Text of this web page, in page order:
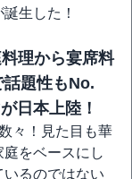
生した！
理から宴席料
題性もNo.
日本上陸！
々！見た目も華
をベースにし
るのではない